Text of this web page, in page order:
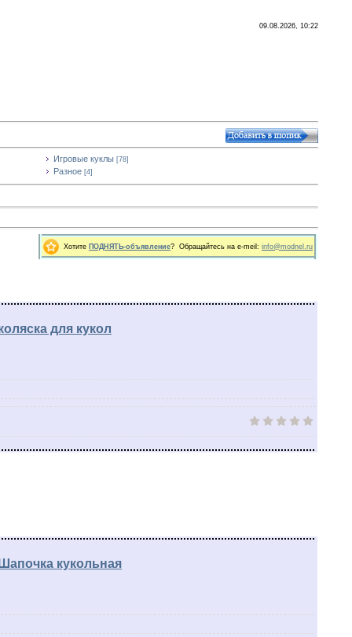
09.08.2026, 10:22
Игровые куклы [78]
Разное [4]
Хотите ПОДНЯТЬ-объявление? Обращайтесь на e-meil: info@modnel.ru
для кукол
кукольная